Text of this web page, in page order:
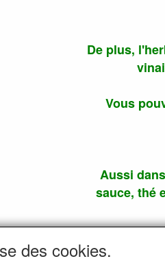
De plus,
Vous
Aussi
sauce, thé
des cookies.